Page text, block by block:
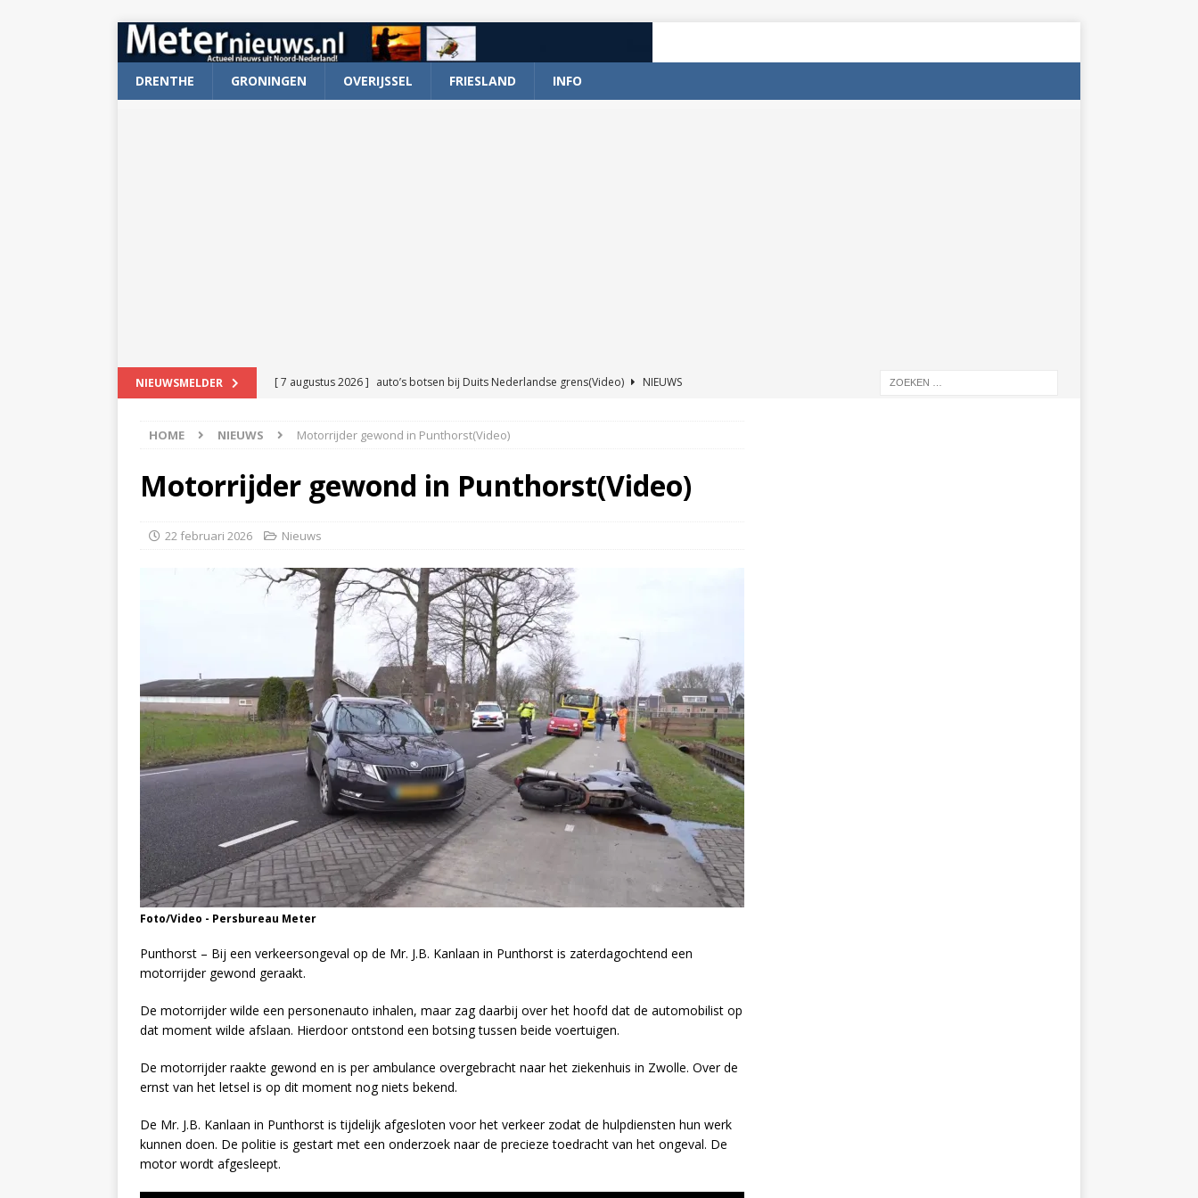
DRENTHE GRONINGEN OVERIJSSEL FRIESLAND INFO
NIEUWSMELDER [ 7 augustus 2026 ] auto’s botsen bij Duits Nederlandse grens(Video)
NIEUWS
[ 6 augustus 2026 ] Klapband en wagen met stro in de brand in Oosterhesselen(Video)
[ 6 augustus 2026 ]
[ 7 augustus 2026 ]
HOME NIEUWS Motorrijder gewond in Punthorst(Video)
Motorrijder gewond in Punthorst(Video)
22 februari 2026 Nieuws
Foto/Video - Persbureau Meter
Punthorst – Bij een verkeersongeval op de Mr. J.B. Kanlaan in Punthorst is zaterdagochtend een
motorrijder gewond geraakt.
De motorrijder wilde een personenauto inhalen, maar zag daarbij over het hoofd dat de automobilist op
dat moment wilde afslaan. Hierdoor ontstond een botsing tussen beide voertuigen.
De motorrijder raakte gewond en is per ambulance overgebracht naar het ziekenhuis in Zwolle. Over de
ernst van het letsel is op dit moment nog niets bekend.
De Mr. J.B. Kanlaan in Punthorst is tijdelijk afgesloten voor het verkeer zodat de hulpdiensten hun werk
kunnen doen. De politie is gestart met een onderzoek naar de precieze toedracht van het ongeval. De
motor wordt afgesleept.